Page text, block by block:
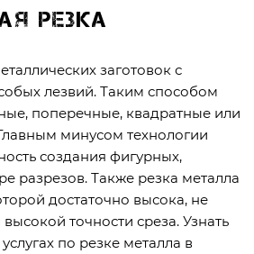
резка
заготовок с
лезвий. Таким способом
поперечные, квадратные или
минусом технологии
создания фигурных,
разрезов. Также резка металла
достаточно высока, не
точности среза. Узнать
по резке металла в